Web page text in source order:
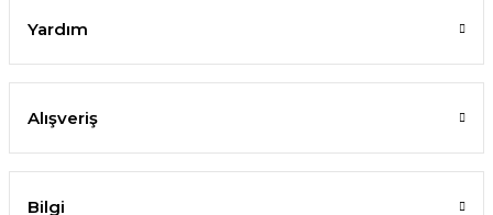
Yardım
Alışveriş
Bilgi